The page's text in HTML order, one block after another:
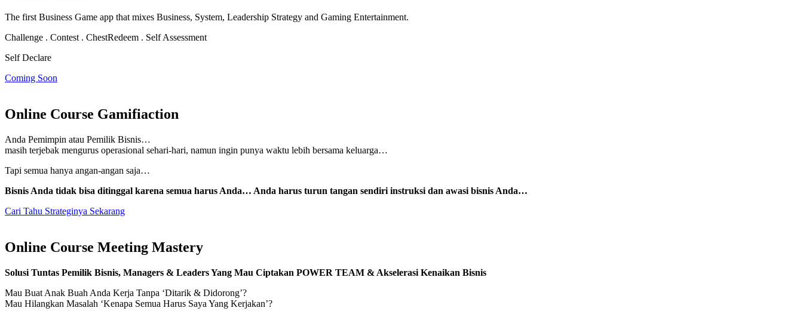
The first Business Game app that mixes Business, System, Leadership Strategy and Gaming Entertainment.
Challenge . Contest . ChestRedeem . Self Assessment
Self Declare
Coming Soon
Online Course Gamifiaction
Anda Pemimpin atau Pemilik Bisnis…
masih terjebak mengurus operasional sehari-hari, namun ingin punya waktu lebih bersama keluarga…
Tapi semua hanya angan-angan saja…
Bisnis Anda tidak bisa ditinggal karena semua harus Anda… Anda harus turun tangan sendiri instruksi dan awasi bisnis Anda…
Cari Tahu Strateginya Sekarang
Online Course Meeting Mastery
Solusi Tuntas Pemilik Bisnis, Managers & Leaders Yang Mau Ciptakan POWER TEAM & Akselerasi Kenaikan Bisnis
Mau Buat Anak Buah Anda Kerja Tanpa ‘Ditarik & Didorong’?
Mau Hilangkan Masalah ‘Kenapa Semua Harus Saya Yang Kerjakan’?